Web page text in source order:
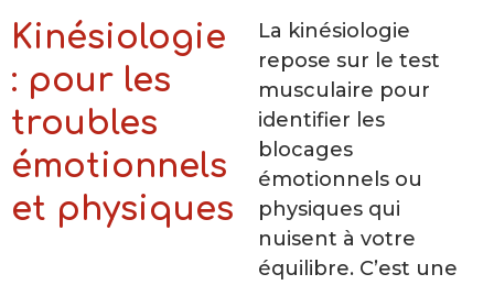
La kinésiologie
repose sur le test
musculaire pour
identifier les
blocages
émotionnels ou
physiques qui
nuisent à votre
équilibre. C’est une
Kinésiologie
: pour les
troubles
émotionnels
et physiques